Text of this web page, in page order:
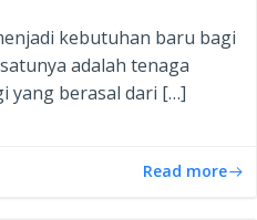
kebutuhan baru bagi
adalah tenaga
yang berasal dari […]
Read more